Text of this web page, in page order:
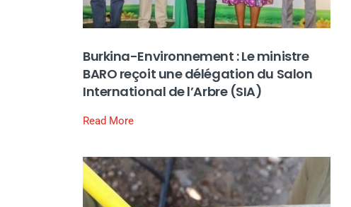
Burkina-Environnement : Le ministre
BARO reçoit une délégation du Salon
International de l’Arbre (SIA)
Read More